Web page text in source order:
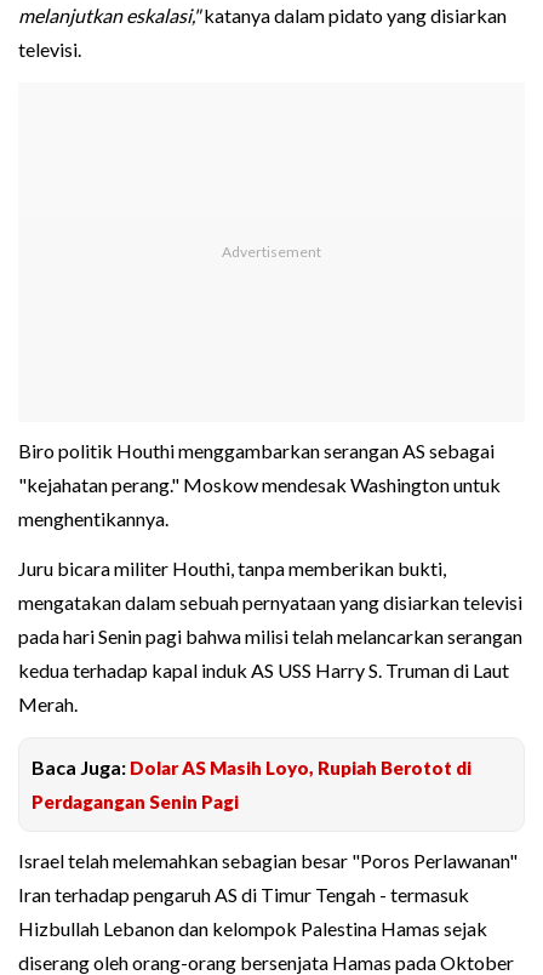
melanjutkan eskalasi,"katanya dalam pidato yang disiarkan
televisi.
Biro politik Houthi menggambarkan serangan AS sebagai
"kejahatan perang." Moskow mendesak Washington untuk
menghentikannya.
Juru bicara militer Houthi, tanpa memberikan bukti,
mengatakan dalam sebuah pernyataan yang disiarkan televisi
pada hari Senin pagi bahwa milisi telah melancarkan serangan
kedua terhadap kapal induk AS USS Harry S. Truman di Laut
Merah.
Baca Juga: Dolar AS Masih Loyo, Rupiah Berotot di
Perdagangan Senin Pagi
Israel telah melemahkan sebagian besar "Poros Perlawanan"
Iran terhadap pengaruh AS di Timur Tengah - termasuk
Hizbullah Lebanon dan kelompok Palestina Hamas sejak
diserang oleh orang-orang bersenjata Hamas pada Oktober